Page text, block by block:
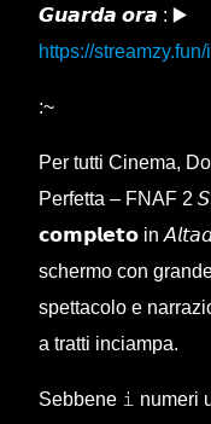
𝙂𝙪𝙖𝙧𝙙𝙖 𝙤𝙧𝙖 : ▶️
https://
:~
Per tutti Cinema,
Perfetta – FNAF 2
𝗰𝗼𝗺𝗽𝗹𝗲𝘁𝗼 in
schermo con
spettacolo e
a tratti inciampa.
Sebbene 𝚒 numeri